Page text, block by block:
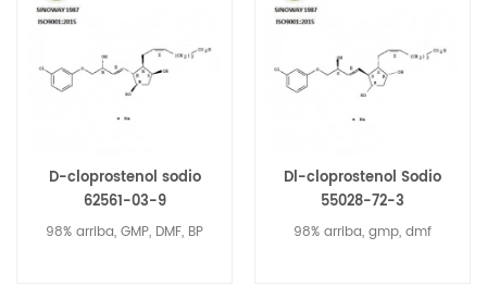
D-cloprostenol sodio
62561-03-9
98% arriba, GMP, DMF, BP
Dl-cloprostenol Sodio
55028-72-3
98% arriba, gmp, dmf